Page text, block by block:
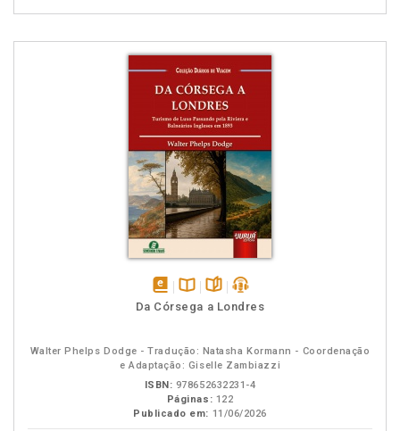
disponívelDisponível
páginaspodcast
Da Córsega a Londres
Walter Phelps Dodge - Tradução: Natasha Kormann - Coordenação
e Adaptação: Giselle Zambiazzi
ISBN: 978652632231-4
Páginas: 122
Publicado em: 11/06/2026